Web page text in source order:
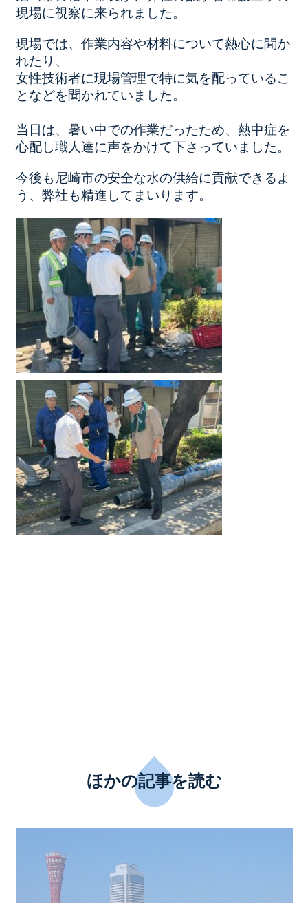
現場に視察に来られました。
現場では、作業内容や材料について熱心に聞か
れたり、
女性技術者に現場管理で特に気を配っているこ
となどを聞かれていました。
当日は、暑い中での作業だったため、熱中症を
心配し職人達に声をかけて下さっていました。
今後も尼崎市の安全な水の供給に貢献できるよ
う、弊社も精進してまいります。
ほかの記事を読む